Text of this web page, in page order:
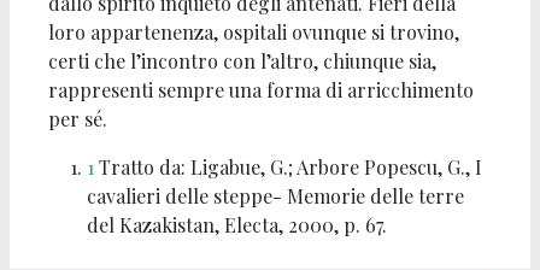
loro appartenenza, ospitali ovunque si trovino,
certi che l’incontro con l’altro, chiunque sia,
rappresenti sempre una forma di arricchimento
per sé.
1 Tratto da: Ligabue, G.; Arbore Popescu, G., I
cavalieri delle steppe- Memorie delle terre
del Kazakistan, Electa, 2000, p. 67.